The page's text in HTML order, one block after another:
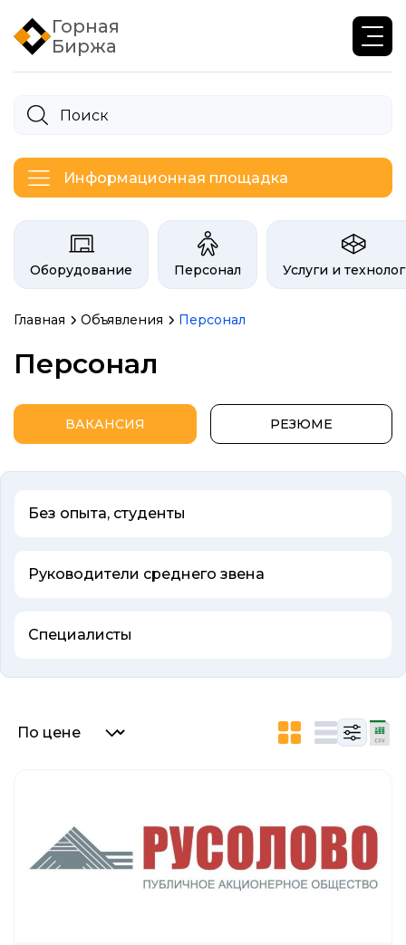
Горная
Биржа
Информационная площадка
Категории на бирже Инфогор
Оборудование Персонал Услуги и
Главная Объявления Персонал
Объявления биржи
Персонал
ВАКАНСИЯ РЕЗЮМЕ
Без опыта, студенты
Руководители среднего звена
Специалисты
Список объявлений